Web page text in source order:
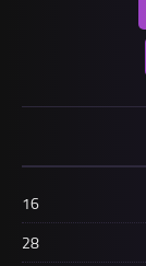
16
28